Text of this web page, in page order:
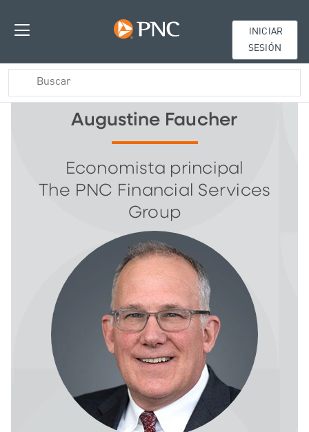
INICIAR
SESIÓN
Augustine Faucher
Economista principal
The PNC Financial Services
Group